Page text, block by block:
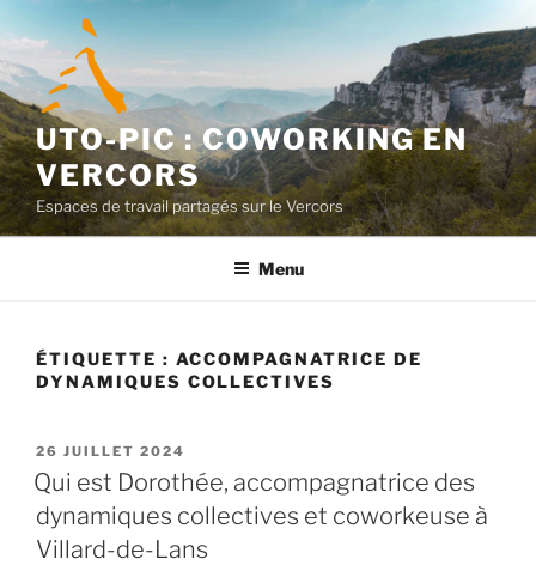
au
contenu
principal
UTO-PIC : COWORKING EN
VERCORS
Espaces de travail partagés sur le Vercors
Menu
ÉTIQUETTE : ACCOMPAGNATRICE DE
DYNAMIQUES COLLECTIVES
PUBLIÉ
LE
26 JUILLET 2024
Qui est Dorothée, accompagnatrice des
dynamiques collectives et coworkeuse à
Villard-de-Lans